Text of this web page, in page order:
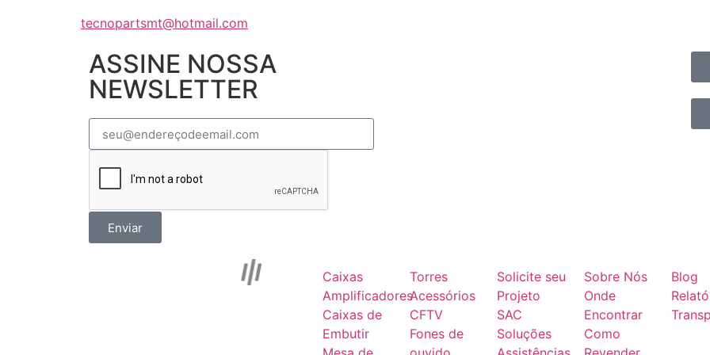
tecnopartsmt@hotmail.com
ASSINE NOSSA
NEWSLETTER
Enviar
Caixas
Amplificadores
Caixas de
Embutir
Torres
Acessórios
CFTV
Fones de
Solicite seu
Projeto
SAC
Soluções
Sobre Nós
Onde
Encontrar
Como
Blog